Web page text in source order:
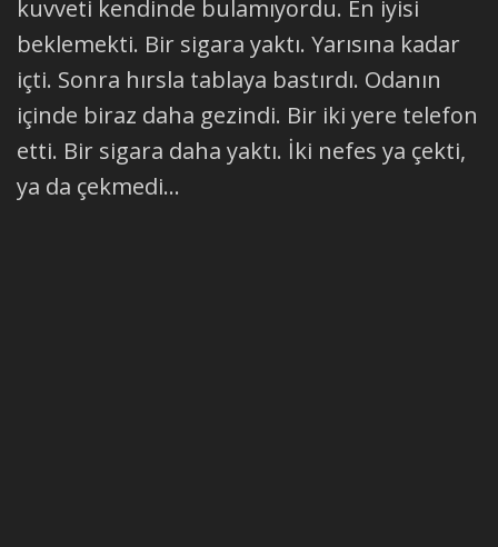
kuvveti kendinde bulamıyordu. En iyisi
beklemekti. Bir sigara yaktı. Yarısına kadar
içti. Sonra hırsla tablaya bastırdı. Odanın
içinde biraz daha gezindi. Bir iki yere telefon
etti. Bir sigara daha yaktı. İki nefes ya çekti,
ya da çekmedi...